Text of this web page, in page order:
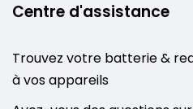
Centre d'assistance
Trouvez votre batterie &
à vos appareils